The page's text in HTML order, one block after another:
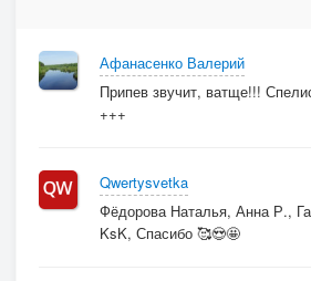
Афанасенко Валерий
Припев звучит, ватще!!!
+++
Qwertysvetka
Фёдорова Наталья, Анна Р.,
KsK, Спасибо 🥰😍🤩